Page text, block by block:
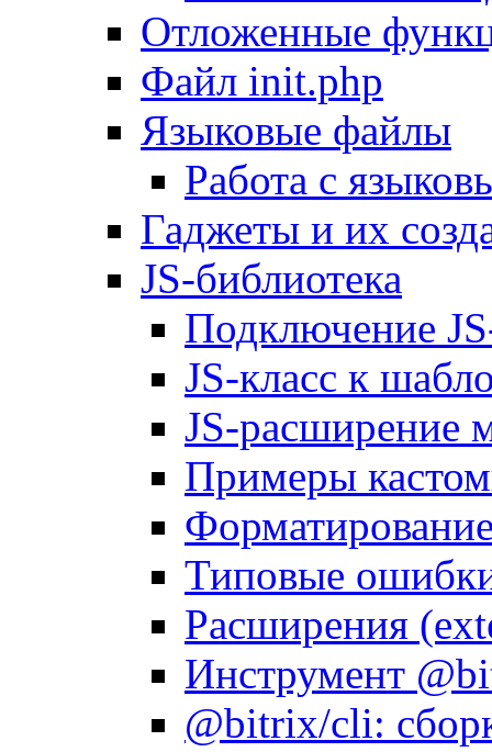
Отложенные
Файл init.php
Языковые файлы
Работа с
Гаджеты и их
JS-библиотека
Подключение
JS-класс к
JS-расширение
Примеры
Типовые
Расширения
Инструмент
@bitrix/cli: